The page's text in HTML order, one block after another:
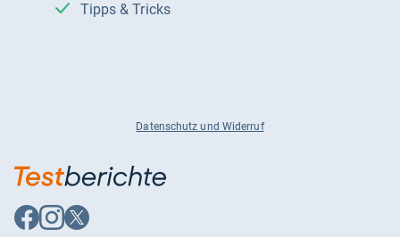
Tipps & Tricks
Datenschutz und Widerruf
Auf
Facebook
Auf
Instagram
Auf
X